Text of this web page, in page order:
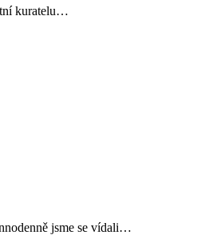
kuratelu…
jsme se vídali…